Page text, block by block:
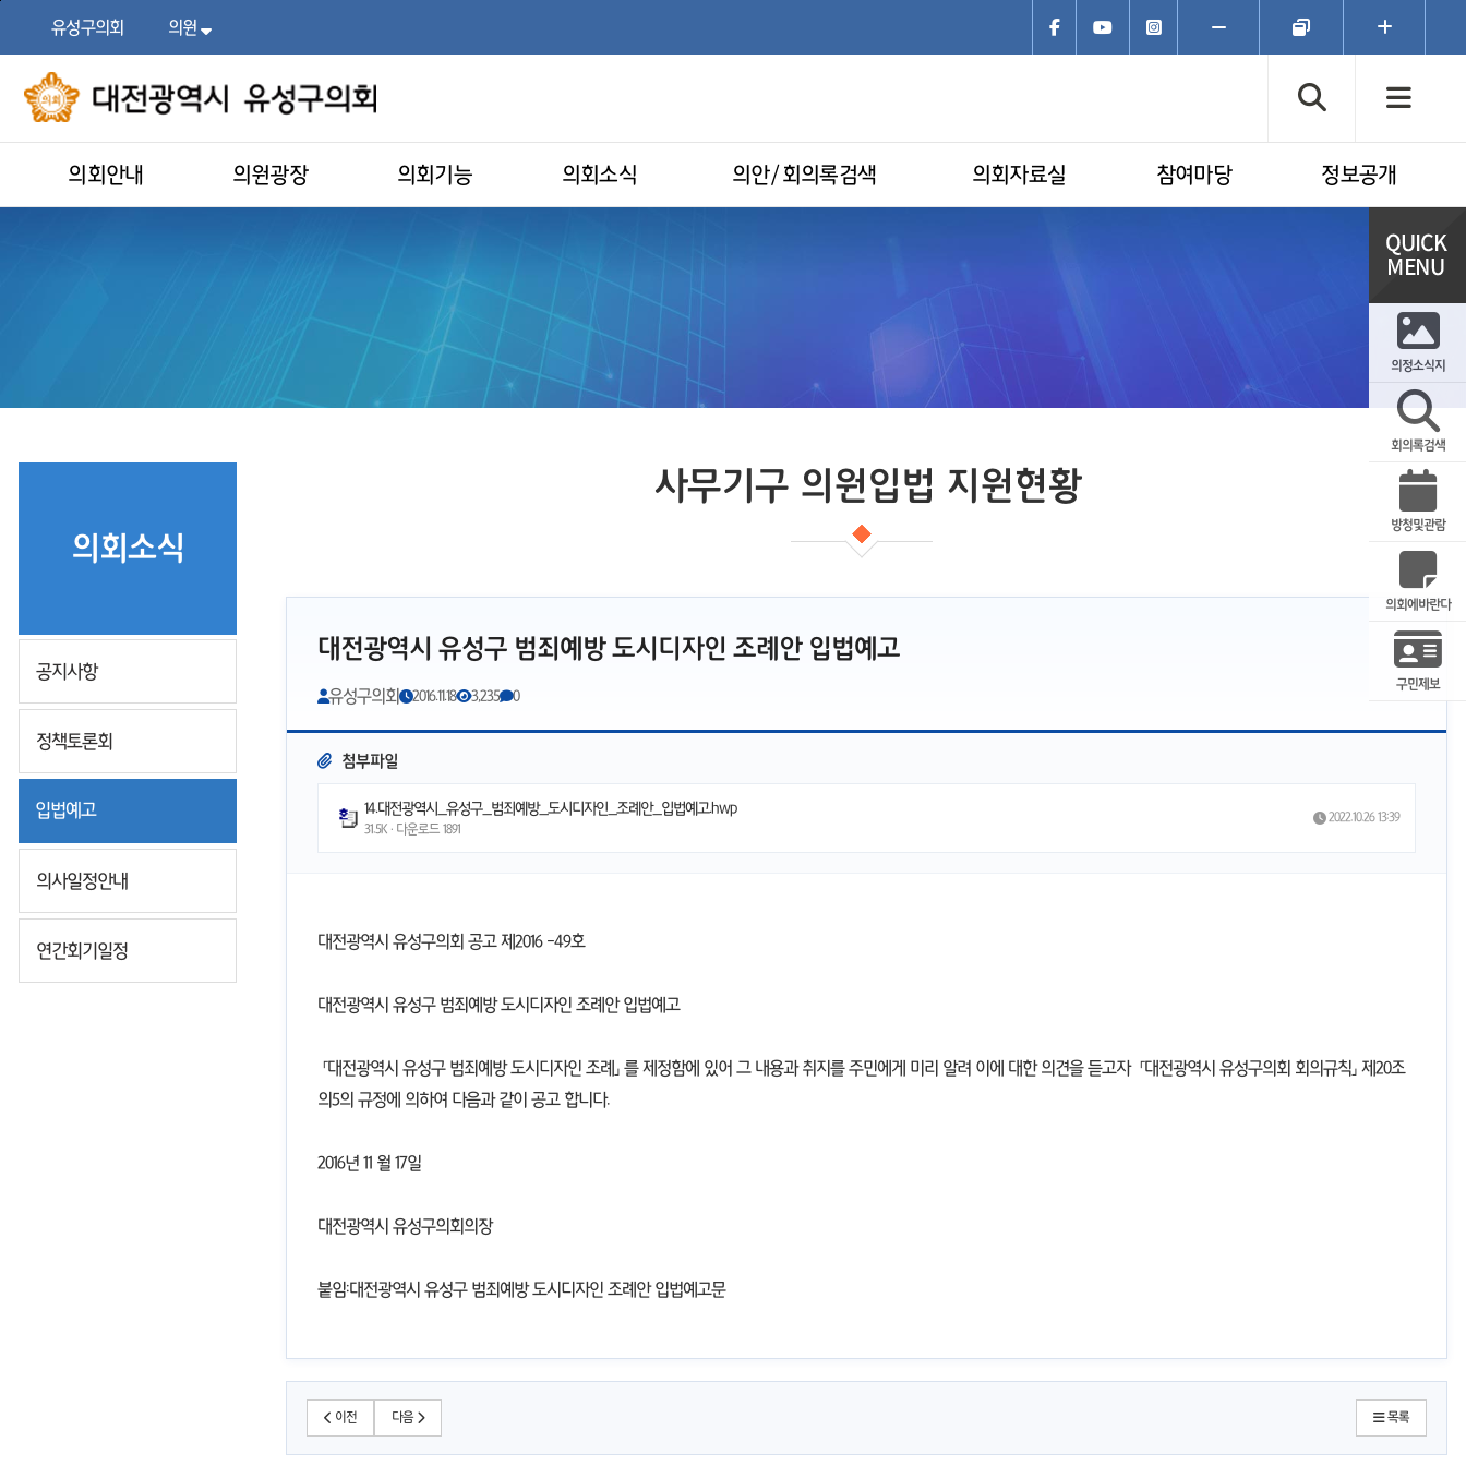
유성구의회 의원 목록
열기
페이스북유튜브 인스타그램폰트크기
폰트크기
폰트크기
검색창 열기
전체
의회안내 의원광장 의회기능 의회소식 의안/회의록검색 의회자료실 참여마당 정보공개
의회소식
공지사항
정책토론회
입법예고
의사일정안내
연간회기일정
사무기구 의원입법 지원현황
대전광역시 유성구 범죄예방 도시디자인 조례안 입법예고
유성구의회 2016.11.18 3,235 0
첨부파일
14.대전광역시_유성구_범죄예방_도시디자인_조례안_입법예고.hwp
31.5K · 다운로드 1891
2022.10.26 13:39
대전광역시 유성구의회 공고 제2016 -49호
대전광역시 유성구 범죄예방 도시디자인 조례안 입법예고
「대전광역시 유성구 범죄예방 도시디자인 조례」를 제정함에 있어 그 내용과 취지를 주민에게 미리 알려 이에 대한 의견을 듣고자 「대전광역시 유성구의회 회의규칙」제20조
의5의 규정에 의하여 다음과 같이 공고 합니다.
2016년 11 월 17일
대전광역시 유성구의회의장
붙임:대전광역시 유성구 범죄예방 도시디자인 조례안 입법예고문
이전 다음 목록
의정소식지
회의록검색
방청및관람
의회에바란다
구민제보